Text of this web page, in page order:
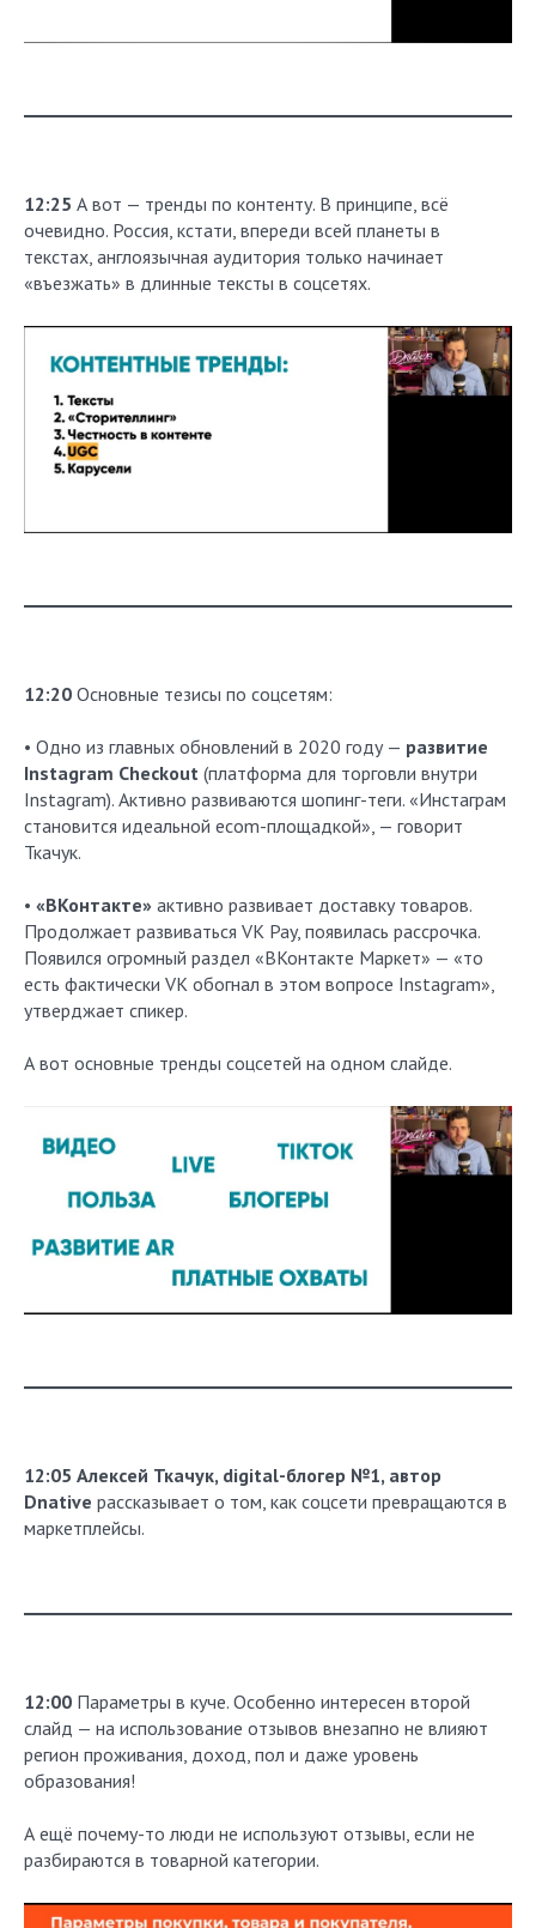
12:25 А вот — тренды по контенту. В принципе, всё
очевидно. Россия, кстати, впереди всей планеты в
текстах, англоязычная аудитория только начинает
«въезжать» в длинные тексты в соцсетях.
12:20 Основные тезисы по соцсетям:
• Одно из главных обновлений в 2020 году — развитие
Instagram Checkout (платформа для торговли внутри
Instagram). Активно развиваются шопинг-теги. «Инстаграм
становится идеальной ecom-площадкой», — говорит
Ткачук.
• «ВКонтакте» активно развивает доставку товаров.
Продолжает развиваться VK Pay, появилась рассрочка.
Появился огромный раздел «ВКонтакте Маркет» — «то
есть фактически VK обогнал в этом вопросе Instagram»,
утверджает спикер.
А вот основные тренды соцсетей на одном слайде.
12:05 Алексей Ткачук, digital-блогер №1, автор
Dnative рассказывает о том, как соцсети превращаются в
маркетплейсы.
12:00 Параметры в куче. Особенно интересен второй
слайд — на использование отзывов внезапно не влияют
регион проживания, доход, пол и даже уровень
образования!
А ещё почему-то люди не используют отзывы, если не
разбираются в товарной категории.